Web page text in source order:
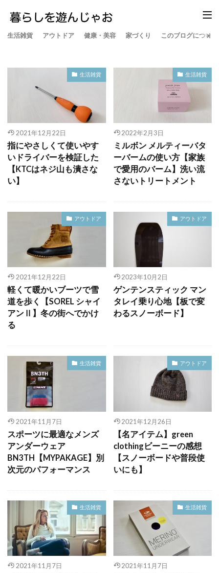
生活雑貨 アウトドア 健康・美容 家づくり このブログについて
生活雑貨
2021年12月22日
指にやさしくて使いやす
いドライバーを検証した
【KTCはネジ山も潰さな
い】
生活雑貨
2022年2月3日
ミルボン メルティーバタ
ーバームの使い方【家族
で愛用のバーム】洗い流
さないトリートメント
アウトドア
2021年12月22日
軽くて暖かいブーツで雪
道を歩く【SOREL シャイ
アンⅡ】冬の街へでかけ
る
アウトドア
2023年10月2日
ゲンテンスティック マン
タレイ乗り心地【板で変
わるスノーボード】
生活雑貨
2021年11月7日
スポーツに最適なメンズ
アンダーウェア
BN3TH【MYPAKAGE】別
次元のパフォーマンス
アウトドア
2021年12月26日
【名アイテム】green
clothingビーニーの感想
【スノーボードや普段使
いにも】
生活雑貨
2021年11月7日
生活雑貨
2021年11月7日